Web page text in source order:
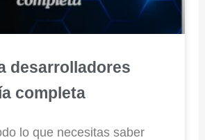
desarrolladores
completa
lo que necesitas saber